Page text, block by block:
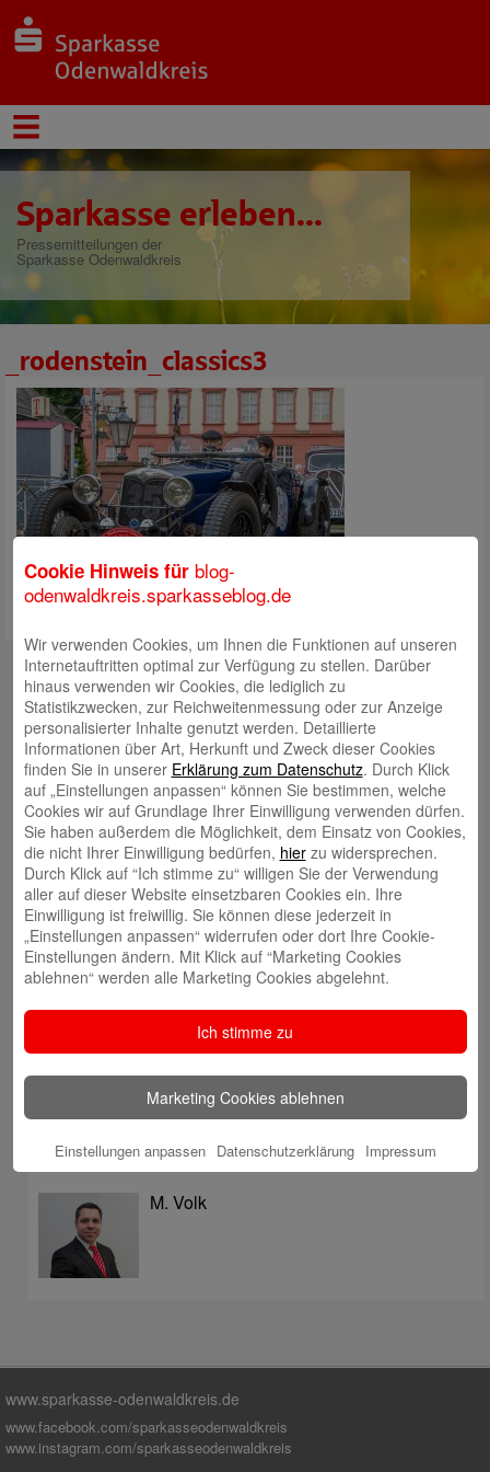
Sparkasse erleben...
Pressemitteilungen der
Sparkasse Odenwaldkreis
_rodenstein_classics3
Kontakt
mail@sparkasse-odenwaldkreis.de
Telefon: 06062 500
Auch per WhatsApp erreichbar!
Neueste Beiträge
Sparkassen Kino Open-Air-Sommer 2026 startet
Öffnungszeiten der Sparkasse zum Wiesenmarkt
Herausragende Vertriebsleistung in Jahr 2025: Team
des ImmobilienCenter der Sparkasse Odenwaldkreis
überzeugt mit Kompetenz, Service und Erfolgsbilanz
Digitale Apotheke in der Sparkassen-Geschäftsstelle
Fränkisch-Crumbach eröffnet
Sparkasse stärkt das soziale Miteinander im
Odenwaldkreis
Autoren
M. Volk
www.sparkasse-odenwaldkreis.de
www.facebook.com/sparkasseodenwaldkreis
www.instagram.com/sparkasseodenwaldkreis
Cookie Hinweis für blog-
odenwaldkreis.sparkasseblog.de
Wir verwenden Cookies, um Ihnen die Funktionen auf unseren
Internetauftritten optimal zur Verfügung zu stellen. Darüber
hinaus verwenden wir Cookies, die lediglich zu
Statistikzwecken, zur Reichweitenmessung oder zur Anzeige
personalisierter Inhalte genutzt werden. Detaillierte
Informationen über Art, Herkunft und Zweck dieser Cookies
finden Sie in unserer Erklärung zum Datenschutz. Durch Klick
auf „Einstellungen anpassen“ können Sie bestimmen, welche
Cookies wir auf Grundlage Ihrer Einwilligung verwenden dürfen.
Sie haben außerdem die Möglichkeit, dem Einsatz von Cookies,
die nicht Ihrer Einwilligung bedürfen, hierzu widersprechen.
Durch Klick auf “Ich stimme zu“ willigen Sie der Verwendung
aller auf dieser Website einsetzbaren Cookies ein. Ihre
Einwilligung ist freiwillig. Sie können diese jederzeit in
„Einstellungen anpassen“ widerrufen oder dort Ihre Cookie-
Einstellungen ändern. Mit Klick auf “Marketing Cookies
ablehnen“ werden alle Marketing Cookies abgelehnt.
Ich stimme zu
Marketing Cookies ablehnen
Einstellungen anpassen Datenschutzerklärung Impressum